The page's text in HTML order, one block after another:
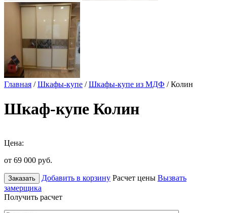
Главная /Шкафы-купе /Шкафы-купе из МДФ / Колин
Шкаф-купе Колин
Цена:
от 69 000 руб.
Заказать Добавить в корзину Расчет цены Вызвать
замерщика
Получить расчет